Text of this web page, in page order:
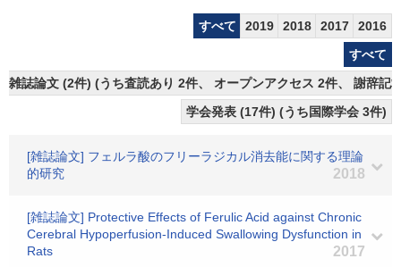
すべて 2019 2018 2017
2016
すべて
雑誌論文 (2件) (うち査読あり 2件、 オープンアクセス 2件、 謝辞記
学会発表 (17件) (うち国際学会 3件)
[雑誌論文] フェルラ酸のフリーラジカル消去能に関する理論
的研究
2018
[雑誌論文] Protective Effects of Ferulic Acid against Chronic
Cerebral Hypoperfusion-Induced Swallowing Dysfunction in
Rats
2017